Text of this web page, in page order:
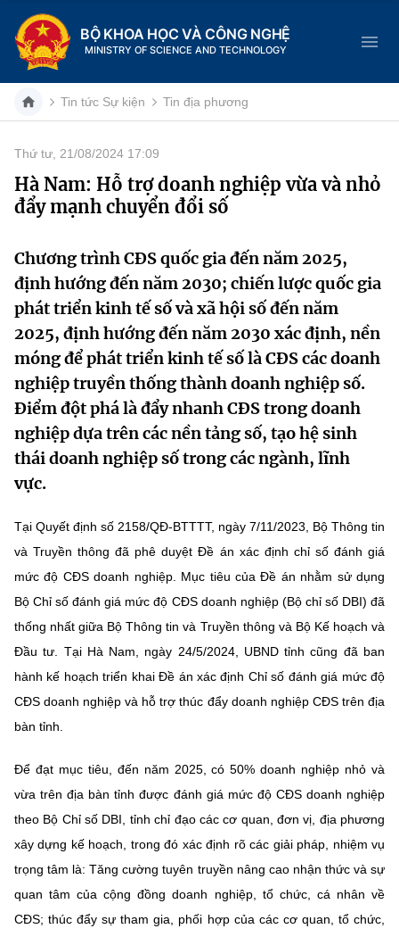
BỘ KHOA HỌC VÀ CÔNG NGHỆ
MINISTRY OF SCIENCE AND TECHNOLOGY
Danh mục
Trang chủ
Giới thiệu
Chức năng nhiệm vụ
Cơ cấu tổ chức
Lịch sử phát triển
Sở Khoa học và Công nghệ
Tin tức sự kiện
Khoa học và Công nghệ
Đổi mới sáng tạo
Chuyển đổi số
Bưu chính, Viễn thông
Tiêu chuẩn, đo lường, chất lượng
Năng lượng nguyên tử
Tin tổng hợp
Dịch vụ công
Hệ thống văn bản
Văn bản QPPL
Văn bản chỉ đạo điều hành
MST IOFFICE
THỐNG KÊ
Đổi mới sáng tạo
Bưu chính, Viễn thông
Sở hữu trí tuệ
Tiêu chuẩn, đo lường, chất lượng
Năng lượng nguyên tử
Khác
Infographic
Voice
Nhiệm vụ trọng tâm
Vietnamese English
Tin tức Sự kiện Tin địa phương
Thứ tư, 21/08/2024 17:09
Hà Nam: Hỗ trợ doanh nghiệp vừa và nhỏ
đẩy mạnh chuyển đổi số
Chương trình CĐS quốc gia đến năm 2025,
định hướng đến năm 2030; chiến lược quốc gia
phát triển kinh tế số và xã hội số đến năm
2025, định hướng đến năm 2030 xác định, nền
móng để phát triển kinh tế số là CĐS các doanh
nghiệp truyền thống thành doanh nghiệp số.
Điểm đột phá là đẩy nhanh CĐS trong doanh
nghiệp dựa trên các nền tảng số, tạo hệ sinh
thái doanh nghiệp số trong các ngành, lĩnh
vực.
Tại Quyết định số 2158/QĐ-BTTTT, ngày 7/11/2023, Bộ Thông tin
và Truyền thông đã phê duyệt Đề án xác định chỉ số đánh giá
mức độ CĐS doanh nghiệp. Mục tiêu của Đề án nhằm sử dụng
Bộ Chỉ số đánh giá mức độ CĐS doanh nghiệp (Bộ chỉ số DBI) đã
thống nhất giữa Bộ Thông tin và Truyền thông và Bộ Kế hoạch và
Đầu tư. Tại Hà Nam, ngày 24/5/2024, UBND tỉnh cũng đã ban
hành kế hoạch triển khai Đề án xác định Chỉ số đánh giá mức độ
CĐS doanh nghiệp và hỗ trợ thúc đẩy doanh nghiệp CĐS trên địa
bàn tỉnh.
Để đạt mục tiêu, đến năm 2025, có 50% doanh nghiệp nhỏ và
vừa trên địa bàn tỉnh được đánh giá mức độ CĐS doanh nghiệp
theo Bộ Chỉ số DBI, tỉnh chỉ đạo các cơ quan, đơn vị, địa phương
xây dựng kế hoạch, trong đó xác định rõ các giải pháp, nhiệm vụ
trọng tâm là: Tăng cường tuyên truyền nâng cao nhận thức và sự
quan tâm của cộng đồng doanh nghiệp, tổ chức, cá nhân về
CĐS; thúc đẩy sự tham gia, phối hợp của các cơ quan, tổ chức,